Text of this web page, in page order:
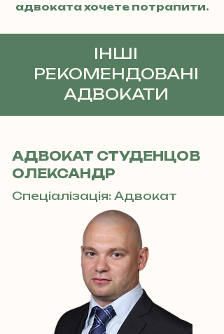
адвоката хочете потрапити.
ІНШІ
РЕКОМЕНДОВАНІ
АДВОКАТИ
АДВОКАТ СТУДЕНЦОВ
ОЛЕКСАНДР
Спеціалізація: Адвокат